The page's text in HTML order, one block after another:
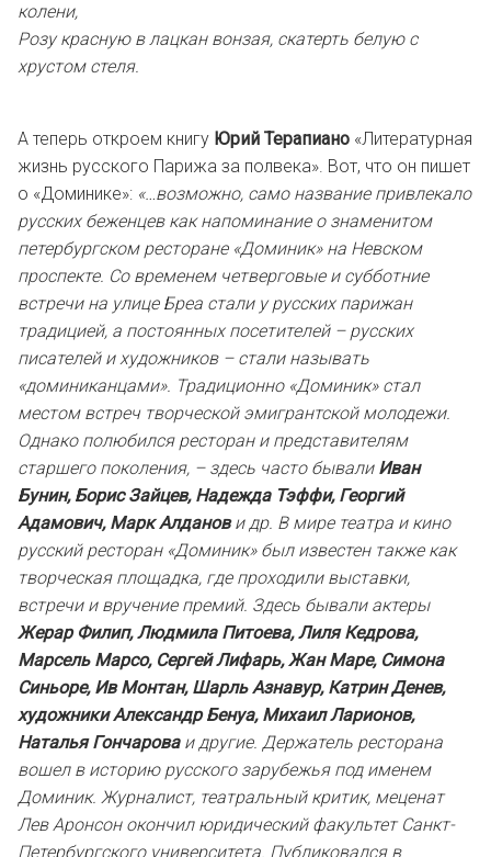
колени,
Розу красную в лацкан вонзая, скатерть белую с
хрустом стеля.
А теперь откроем книгу Юрий Терапиано «Литературная
жизнь русского Парижа за полвека». Вот, что он пишет
о «Доминике»: «…возможно, само название привлекало
русских беженцев как напоминание о знаменитом
петербургском ресторане «Доминик» на Невском
проспекте. Со временем четверговые и субботние
встречи на улице Бреа стали у русских парижан
традицией, а постоянных посетителей – русских
писателей и художников – стали называть
«доминиканцами». Традиционно «Доминик» стал
местом встреч творческой эмигрантской молодежи.
Однако полюбился ресторан и представителям
старшего поколения, – здесь часто бывали Иван
Бунин, Борис Зайцев, Надежда Тэффи, Георгий
Адамович, Марк Алданови др. В мире театра и кино
русский ресторан «Доминик» был известен также как
творческая площадка, где проходили выставки,
встречи и вручение премий. Здесь бывали актеры
Жерар Филип, Людмила Питоева, Лиля Кедрова,
Марсель Марсо, Сергей Лифарь, Жан Маре, Симона
Синьоре, Ив Монтан, Шарль Азнавур, Катрин Денев,
художники Александр Бенуа, Михаил Ларионов,
Наталья Гончароваи другие. Держатель ресторана
вошел в историю русского зарубежья под именем
Доминик. Журналист, театральный критик, меценат
Лев Аронсон окончил юридический факультет Санкт-
Петербургского университета. Публиковался в